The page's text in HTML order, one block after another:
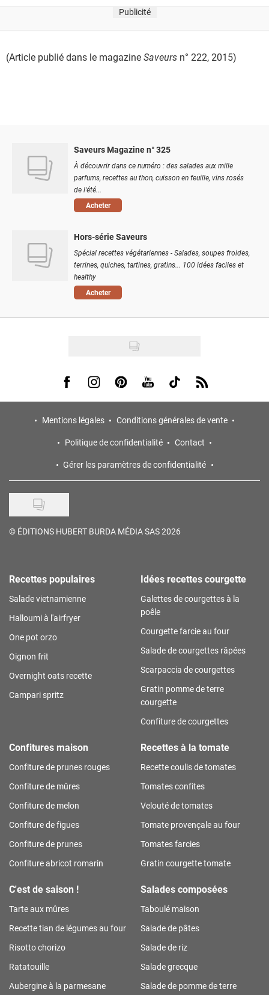
Publicité
(Article publié dans le magazineSaveurs n° 222, 2015)
Saveurs Magazine n° 325
À découvrir dans ce numéro : des salades aux mille
parfums, recettes au thon, cuisson en feuille, vins rosés
de l'été...
Acheter
Hors-série Saveurs
Spécial recettes végétariennes - Salades, soupes froides,
terrines, quiches, tartines, gratins... 100 idées faciles et
healthy
Acheter
Visit us on Facebook
Visit us on Instagram
Visit us on Pinterest
Visit us on Youtube
Visit us on Tiktok
Visit us on Rss
Mentions légales
Conditions générales de vente
Politique de confidentialité
Contact
Gérer les paramètres de confidentialité
© ÉDITIONS HUBERT BURDA MÉDIA SAS 2026
Recettes populaires
Salade vietnamienne
Halloumi à l'airfryer
One pot orzo
Oignon frit
Overnight oats recette
Campari spritz
Idées recettes courgette
Galettes de courgettes à la
poêle
Courgette farcie au four
Salade de courgettes râpées
Scarpaccia de courgettes
Gratin pomme de terre
courgette
Confiture de courgettes
Confitures maison
Confiture de prunes rouges
Confiture de mûres
Confiture de melon
Confiture de figues
Confiture de prunes
Confiture abricot romarin
Recettes à la tomate
Recette coulis de tomates
Tomates confites
Velouté de tomates
Tomate provençale au four
Tomates farcies
Gratin courgette tomate
C'est de saison !
Tarte aux mûres
Recette tian de légumes au four
Risotto chorizo
Ratatouille
Aubergine à la parmesane
Salades composées
Taboulé maison
Salade de pâtes
Salade de riz
Salade grecque
Salade de pomme de terre